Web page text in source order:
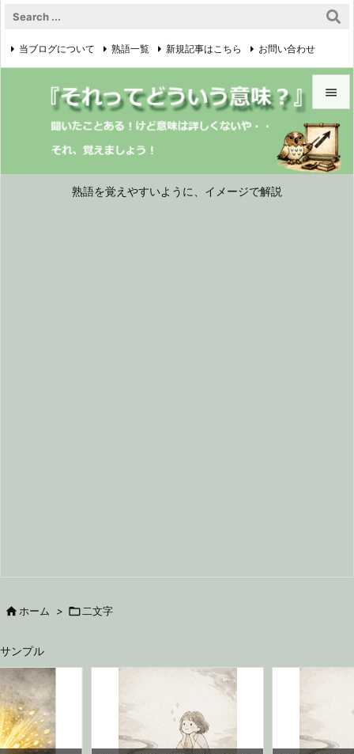
熟語を覚えやすいように、イメージで解説


メニュ

当ブログについて 熟語一覧 新規記事はこちら お問い合わせ
プライバシーポリシー 
 ホーム >  二文字
サンプル